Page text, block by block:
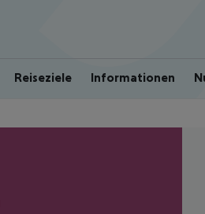
Reiseziele Informationen